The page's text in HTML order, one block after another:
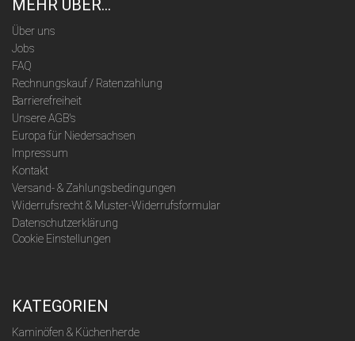
MEHR ÜBER...
Über uns
Jobs
FAQ
Rechnungskauf / Ratenzahlung
Barrierefreiheit
Unsere AGB's
Europa für Niedersachsen
Impressum
Kontakt
Versand- & Zahlungsbedingungen
Widerrufsrecht & Muster-Widerrufsformular
Datenschutzerklärung
Cookie Einstellungen
KATEGORIEN
Kaminöfen & Küchenherde